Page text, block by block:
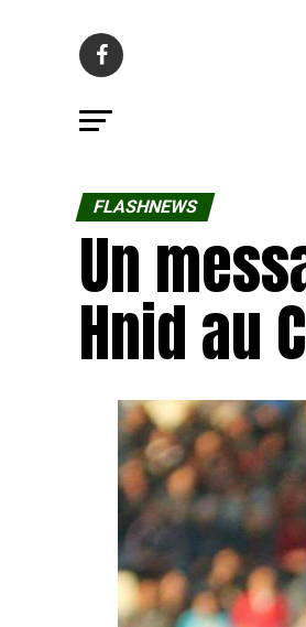
FLASHNEWS
Un
Hnid au